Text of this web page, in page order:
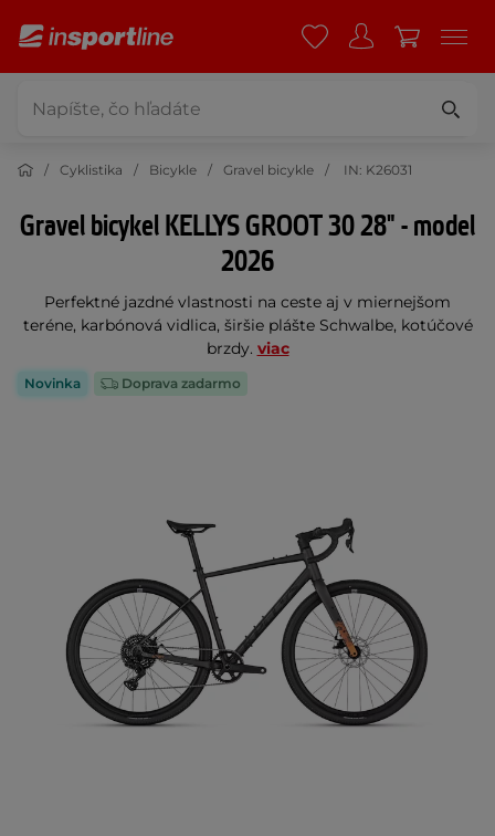
Cyklistika Bicykle Gravel bicykle IN: K26031
Gravel bicykel KELLYS GROOT 30 28" - model
2026
Perfektné jazdné vlastnosti na ceste aj v miernejšom
teréne, karbónová vidlica, širšie plášte Schwalbe, kotúčové
brzdy. viac
Novinka Doprava zadarmo